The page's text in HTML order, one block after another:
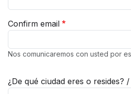
Confirm email
Nos comunicaremos con usted por
¿De qué ciudad eres o